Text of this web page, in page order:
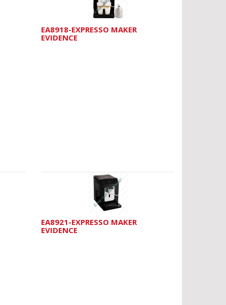
EA8918-EXPRESSO MAKER
EVIDENCE
EA8921-EXPRESSO MAKER
EVIDENCE